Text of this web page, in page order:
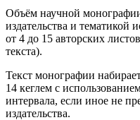
Объём научной
издательства и тематикой
от 4 до 15 авторских
текста).
Текст монографии
14 кеглем с
интервала, если иное не
издательства.